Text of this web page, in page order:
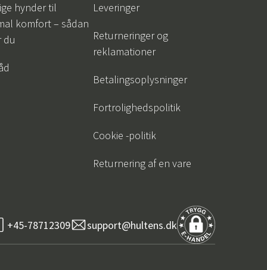
hynder til
komfort – sådan
du
Leveringer
Returneringer og
reklamationer
Betalingsoplysninger
Fortrolighedspolitik
Cookie -politik
Returnering af en vare
+45-78712309 support@hultens.dk